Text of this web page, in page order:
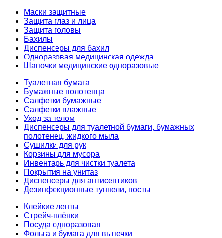
Маски защитные
Защита глаз и лица
Защита головы
Бахилы
Диспенсеры для бахил
Одноразовая медицинская одежда
Шапочки медицинские одноразовые
Туалетная бумага
Бумажные полотенца
Салфетки бумажные
Салфетки влажные
Уход за телом
Диспенсеры для туалетной бумаги, бумажных
полотенец, жидкого мыла
Сушилки для рук
Корзины для мусора
Инвентарь для чистки туалета
Покрытия на унитаз
Диспенсеры для антисептиков
Дезинфекционные туннели, посты
Клейкие ленты
Стрейч-плёнки
Посуда одноразовая
Фольга и бумага для выпечки